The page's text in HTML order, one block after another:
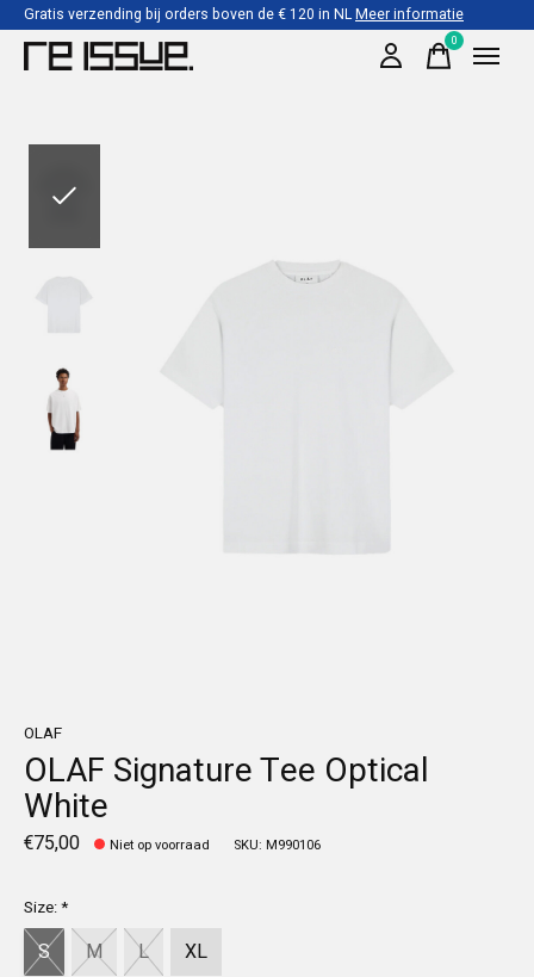
Gratis verzending bij orders boven de € 120 in NLMeer informatie
0items
OLAF
OLAF Signature Tee Optical
White
€75,00 Niet op voorraad SKU: M990106
Size:*
S M L XL